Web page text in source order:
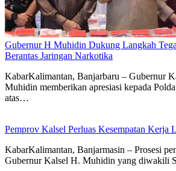
Gubernur H Muhidin Dukung Langkah
Berantas Jaringan Narkotika
KabarKalimantan, Banjarbaru – Gubernur
Muhidin memberikan apresiasi kepada
atas…
Pemprov Kalsel Perluas Kesempatan Kerja
KabarKalimantan, Banjarmasin – Prosesi
Gubernur Kalsel H. Muhidin yang diwakili